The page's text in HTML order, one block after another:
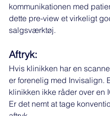
kommunikationen med
dette pre-view et virkeligt
salgsværktøj.
Aftryk:
Hvis klinikken har en
er forenelig med Invisalign.
klinikken ikke råder over en
Er det nemt at tage